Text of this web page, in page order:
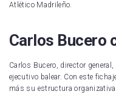
Atlético Madrileño.
Carlos Bucero
Carlos Bucero, director
ejecutivo balear. Con este
más su estructura